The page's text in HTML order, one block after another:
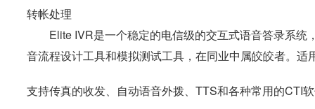
转帐处理
Elite IVR是一个稳定的电信级的交互式语音答录系统
音流程设计工具和模拟测试工具，在同业中属皎皎者。
支持传真的收发、自动语音外拨、TTS和各种常用的CTI